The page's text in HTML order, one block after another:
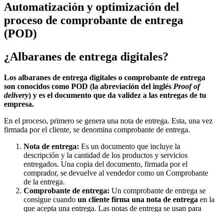
Automatización y optimización del
proceso de comprobante de entrega
(POD)
¿Albaranes de entrega digitales?
Los albaranes de entrega digitales o comprobante de entrega
son conocidos como POD (la abreviación del inglés Proof of
delivery) y es el documento que da validez a las entregas de tu
empresa.
En el proceso, primero se genera una nota de entrega. Esta, una vez
firmada por el cliente, se denomina comprobante de entrega.
Nota de entrega: Es un documento que incluye la
descripción y la cantidad de los productos y servicios
entregados. Una copia del documento, firmada por el
comprador, se devuelve al vendedor como un Comprobante
de la entrega.
Comprobante de entrega: Un comprobante de entrega se
consigue cuando un cliente firma una nota de entrega en la
que acepta una entrega. Las notas de entrega se usan para